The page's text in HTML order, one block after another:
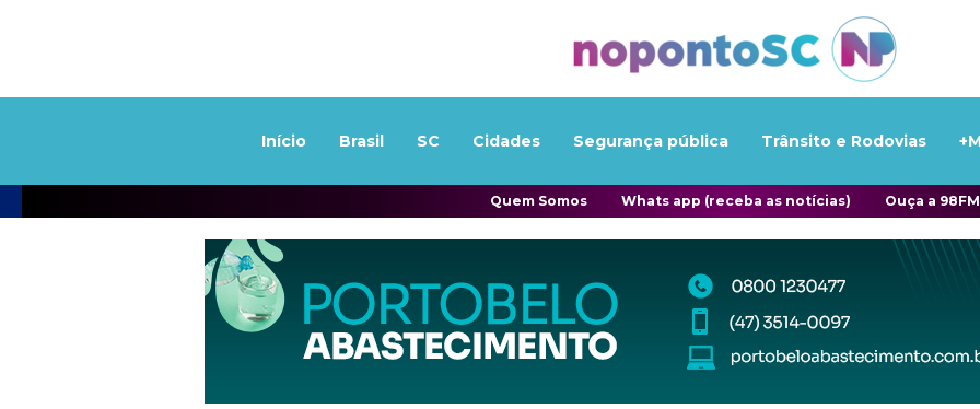
Início Brasil SC Cidades Segurança pública Trânsito e Rodovias
Quem Somos Whats app (receba as notícias) Ouça a 98FM